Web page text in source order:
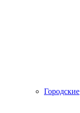
Городские